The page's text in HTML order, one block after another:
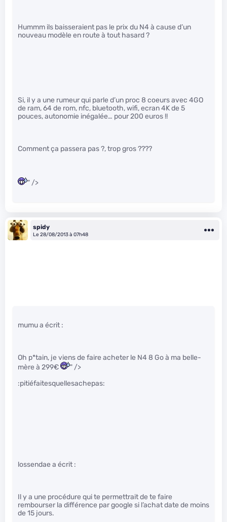
Hummm ils baisseraient pas le prix du N4 à cause d’un
nouveau modèle en route à tout hasard ?
Si, il y a une rumeur qui parle d’un proc 8 coeurs avec 4GO
de ram, 64 de rom, nfc, bluetooth, wifi, ecran 4K de 5
pouces, autonomie inégalée… pour 200 euros !!
Comment ça passera pas ?, trop gros ????
" />
spidy
Le 28/08/2013 à 07h48
mumu a écrit :
Oh p*tain, je viens de faire acheter le N4 8 Go à ma belle-
mère à 299€
" />
:pitiéfaitesquellesachepas:
lossendae a écrit :
Il y a une procédure qui te permettrait de te faire
rembourser la différence par google si l’achat date de moins
de 15 jours.